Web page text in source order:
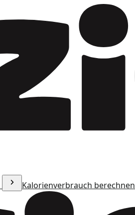
Kalorienverbrauch berechnen